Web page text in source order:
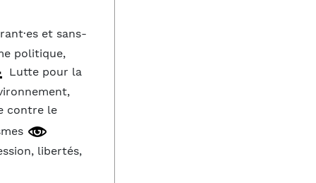
et sans-
politique,
Lutte pour la
contre le
libertés,